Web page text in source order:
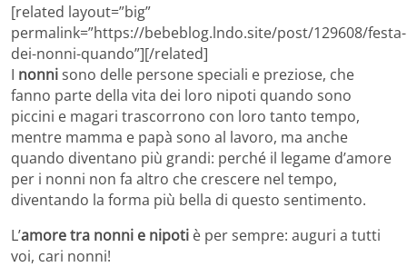
[related layout=”big”
permalink=”https://bebeblog.lndo.site/post/129608/festa-
dei-nonni-quando”][/related]
I nonnisono delle persone speciali e preziose, che
fanno parte della vita dei loro nipoti quando sono
piccini e magari trascorrono con loro tanto tempo,
mentre mamma e papà sono al lavoro, ma anche
quando diventano più grandi: perché il legame d’amore
per i nonni non fa altro che crescere nel tempo,
diventando la forma più bella di questo sentimento.
L’amore tra nonni e nipoti è per sempre: auguri a tutti
voi, cari nonni!